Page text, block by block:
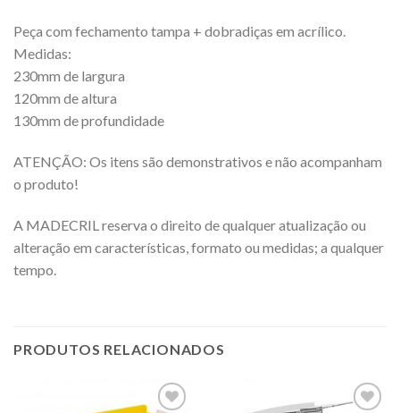
Peça com fechamento tampa + dobradiças em acrílico.
Medidas:
230mm de largura
120mm de altura
130mm de profundidade
ATENÇÃO: Os itens são demonstrativos e não acompanham
o produto!
A MADECRIL reserva o direito de qualquer atualização ou
alteração em características, formato ou medidas; a qualquer
tempo.
PRODUTOS RELACIONADOS